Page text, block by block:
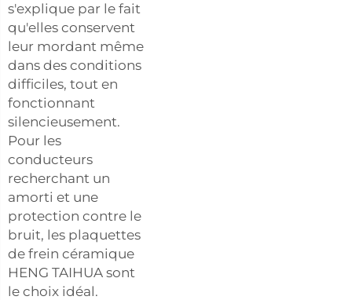
s'explique par le fait
qu'elles conservent
leur mordant même
dans des conditions
difficiles, tout en
fonctionnant
silencieusement.
Pour les
conducteurs
recherchant un
amorti et une
protection contre le
bruit, les plaquettes
de frein céramique
HENG TAIHUA sont
le choix idéal.